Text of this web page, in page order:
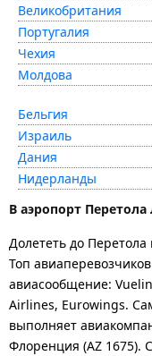
Великобритания
Португалия
Чехия
Молдова
Бельгия
Израиль
Дания
Нидерланды
В аэропорт
Долететь до
Топ
авиасообщение:
Airlines, Eurowings.
выполняет
Флоренция (AZ 1675).